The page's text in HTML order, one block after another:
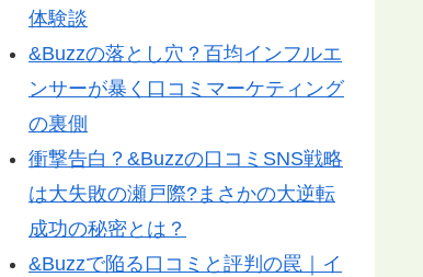
体験談
&Buzzの落とし穴？百均インフルエ
ンサーが暴く口コミマーケティング
の裏側
衝撃告白？&Buzzの口コミSNS戦略
は大失敗の瀬戸際?まさかの大逆転
成功の秘密とは？
&Buzzで陥る口コミと評判の罠｜イ